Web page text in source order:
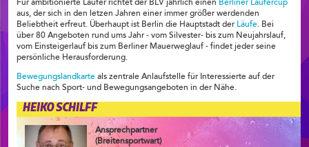
Für ambitionierte Läufer richtet der BLV jährlich einen Berliner Läufercup
aus, der sich in den letzen Jahren einer immer größer werdenden
Beliebtheit erfreut. Überhaupt ist Berlin die Hauptstadt der Läufe. Bei
über 80 Angeboten rund ums Jahr - vom Silvester- bis zum Neujahrslauf,
vom Einsteigerlauf bis zum Berliner Mauerweglauf - findet jeder seine
persönliche Herausforderung.
Bewegungslandkarte als zentrale Anlaufstelle für Interessierte auf der
Suche nach Sport- und Bewegungsangeboten in der Nähe.
HEIKO SCHILFF
Ansprechpartner
(Breitensportwart)